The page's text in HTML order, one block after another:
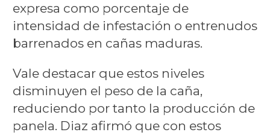
expresa como porcentaje de
intensidad de infestación o entrenudos
barrenados en cañas maduras.
Vale destacar que estos niveles
disminuyen el peso de la caña,
reduciendo por tanto la producción de
panela. Diaz afirmó que con estos